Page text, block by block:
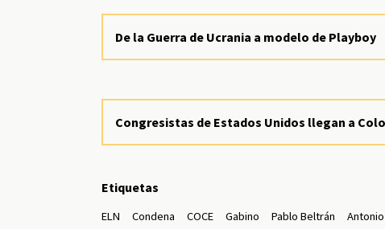
De la Guerra de Ucrania a modelo de Playboy
Congresistas de Estados Unidos llegan a
Etiquetas
ELN Condena COCE Gabino Pablo Beltrán